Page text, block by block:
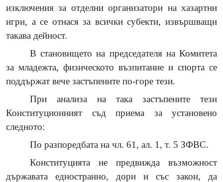
изключения за отделни организатори на хазартни
игри, а се отнася за всички субекти, извършващи
такава дейност.
В становището на председателя на Комитета
за младежта, физическото възпитание и спорта се
поддържат вече застъпените по-горе тези.
При анализа на така застъпените тези
Конституционният съд приема за установено
следното:
По разпоредбата на чл. 61, ал. 1, т. 5 ЗФВС.
Конституцията не предвижда възможност
държавата едностранно, дори и със закон, да